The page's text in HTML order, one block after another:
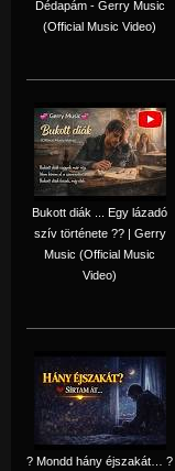
Dédapám - Gerry Music
(Official Music Video)
Bukott diák ... Egy lázadó
szív története ?? | Gerry
Music (Official Music
Video)
? Mondd hány éjszakát… ?